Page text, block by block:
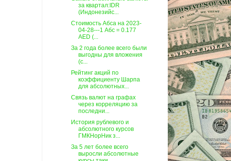
за квартал:IDR
(Индонезийс...
Стоимость Абса на 2023-
04-28---1 Абс = 0.177
AED (...
За 2 года более всего были
выгодны для вложения
(с...
Рейтинг акций по
коэффициенту Шарпа
для абсолютных...
Связь валют на графах
через корреляцию за
последни...
История рублевого и
абсолютного курсов
ГМКНорНик з...
За 5 лет более всего
выросли абсолютные